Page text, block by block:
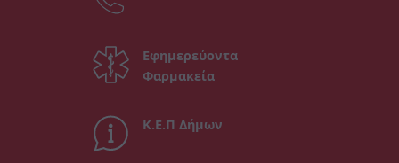
Εφημερεύοντα
Φαρμακεία
Κ.Ε.Π Δήμων